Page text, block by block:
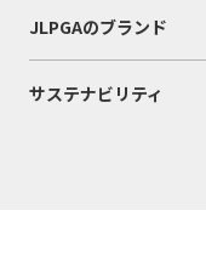
JLPGAのブランド
サステナビリティ